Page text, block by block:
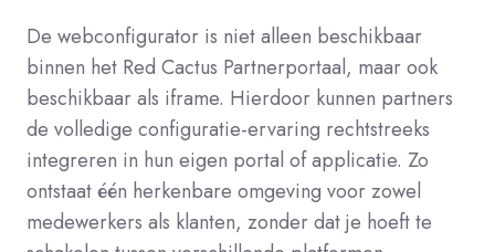
De webconfigurator is niet alleen beschikbaar
binnen het Red Cactus Partnerportaal, maar ook
beschikbaar als iframe. Hierdoor kunnen partners
de volledige configuratie-ervaring rechtstreeks
integreren in hun eigen portal of applicatie. Zo
ontstaat één herkenbare omgeving voor zowel
medewerkers als klanten, zonder dat je hoeft te